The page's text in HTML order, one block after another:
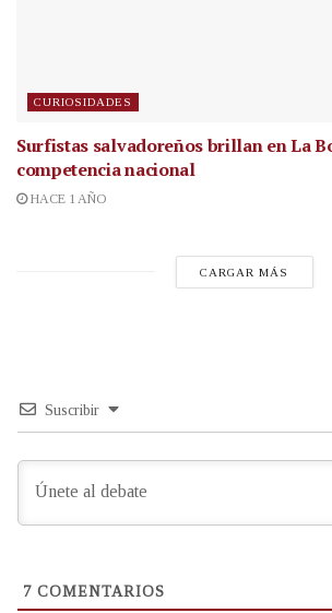
CURIOSIDADES
Surfistas salvadoreños brillan en La
competencia nacional
HACE 1 AÑO
CARGAR MÁS
Suscribir
7 COMENTARIOS